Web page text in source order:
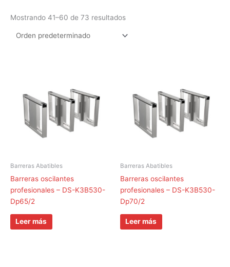
Mostrando 41–60 de 73 resultados
Barreras Abatibles
Barreras oscilantes
profesionales – DS-K3B530-
Dp65/2
Leer más
Barreras Abatibles
Barreras oscilantes
profesionales – DS-K3B530-
Dp70/2
Leer más